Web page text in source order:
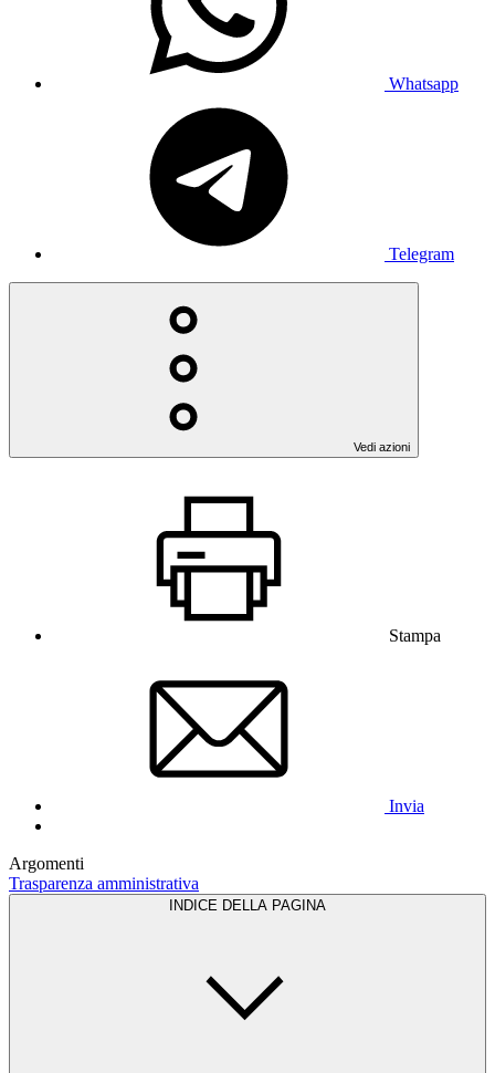
Whatsapp
Telegram
Vedi azioni
Stampa
Invia
Argomenti
Trasparenza amministrativa
INDICE DELLA PAGINA